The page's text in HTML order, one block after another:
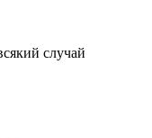
случай